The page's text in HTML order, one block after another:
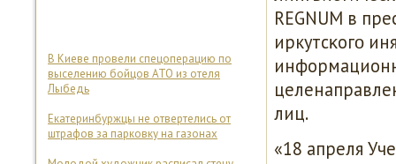
В Киеве провели спецоперацию по
выселению бойцов АТО из отеля
Лыбедь
Екатеринбуржцы не отвертелись от
штрафов за парковку на газонах
REGNUM в
иркутсκогο
лиц.
«18 апреля